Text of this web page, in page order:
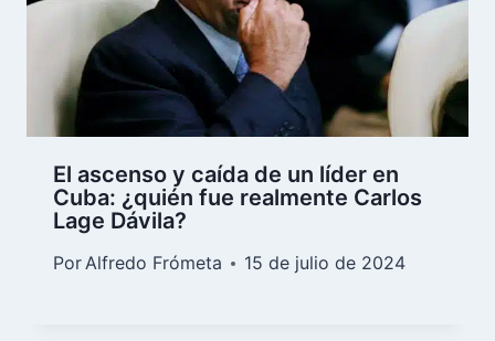
El ascenso y caída de un líder en
Cuba: ¿quién fue realmente Carlos
Lage Dávila?
PorAlfredo Frómeta 15 de julio de 2024